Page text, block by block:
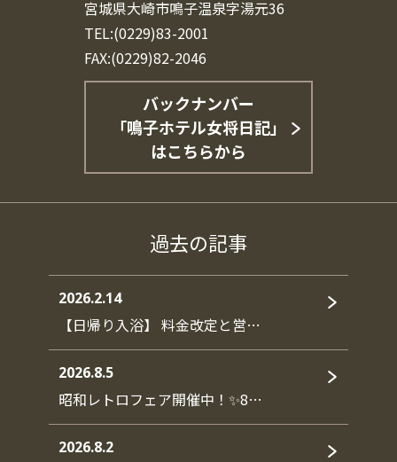
宮城県大崎市鳴子温泉字湯元36
TEL:(0229)83-2001
FAX:(0229)82-2046
バックナンバー
「鳴子ホテル女将日記」
はこちらから
過去の記事
2026.2.14
【日帰り入浴】 料金改定と営…
2026.8.5
昭和レトロフェア開催中！✨8…
2026.8.2